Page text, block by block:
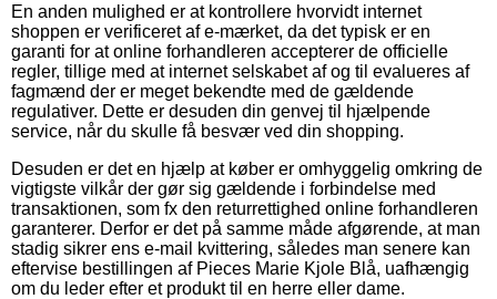
En anden mulighed er at kontrollere hvorvidt internet
shoppen er verificeret af e-mærket, da det typisk er en
garanti for at online forhandleren accepterer de officielle
regler, tillige med at internet selskabet af og til evalueres af
fagmænd der er meget bekendte med de gældende
regulativer. Dette er desuden din genvej til hjælpende
service, når du skulle få besvær ved din shopping.
Desuden er det en hjælp at køber er omhyggelig omkring de
vigtigste vilkår der gør sig gældende i forbindelse med
transaktionen, som fx den returrettighed online forhandleren
garanterer. Derfor er det på samme måde afgørende, at man
stadig sikrer ens e-mail kvittering, således man senere kan
eftervise bestillingen af Pieces Marie Kjole Blå, uafhængig
om du leder efter et produkt til en herre eller dame.